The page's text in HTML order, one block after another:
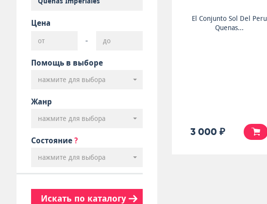
Цена
-
Помощь в выборе
нажмите для выбора
Жанр
нажмите для выбора
Состояние ?
нажмите для выбора
Искать по каталогу
El Conjunto Sol Del Peru
Quenas...
3 000 ₽